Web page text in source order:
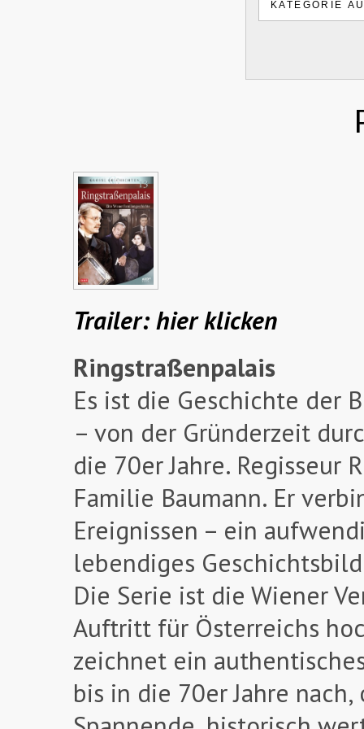
Trailer: hier klicken
Ringstraßenpalais
Es ist die Geschichte der
– von der Gründerzeit
die 70er Jahre. Regisseur
Familie Baumann. Er
Ereignissen – ein
lebendiges
Die Serie ist die Wiener
Auftritt für Österreichs
zeichnet ein
bis in die 70er Jahre